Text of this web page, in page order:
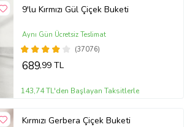
9'lu Kırmızı Gül Çiçek Buketi
(37076)
Aynı Gün Ücretsiz Teslimat
689,99 TL
143,74 TL'den Başlayan Taksitlerle
Kırmızı Gerbera Çiçek Buketi